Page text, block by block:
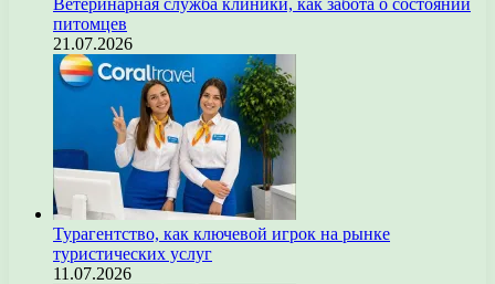
питомцев
21.07.2026
Турагентство, как ключевой игрок на рынке
туристических услуг
11.07.2026